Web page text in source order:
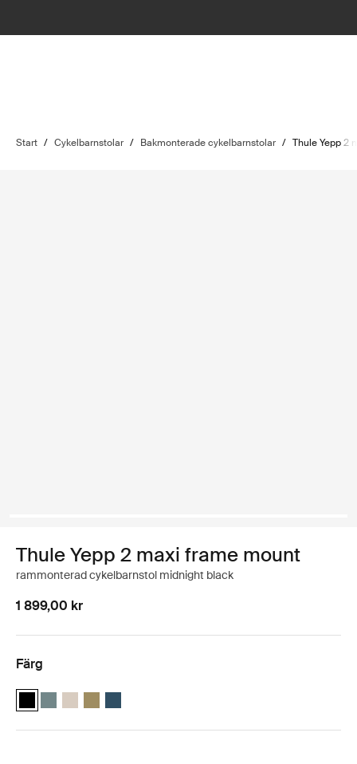
Start / Cykelbarnstolar / Bakmonterade cykelbarnstolar / Thule Yepp 2
Thule Yepp 2 maxi frame mount
rammonterad cykelbarnstol midnight black
1 899,00 kr
Färg
Thule Yepp 2 maxi Midnattsvart (selected)
Thule Yepp 2 maxi Mellanblå
Thule Yepp 2 maxi Mjuk sand
Thule Yepp 2 maxi Nutriagrön
Thule Yepp 2 maxi Majolica Blue